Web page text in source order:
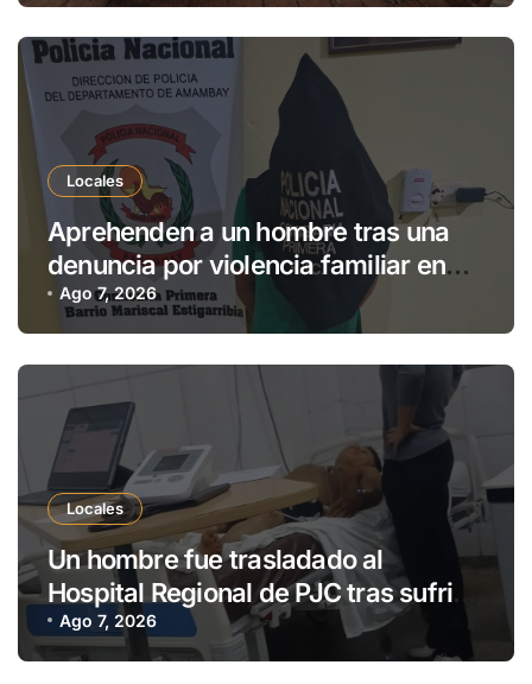
Locales
Aprehenden a un hombre tras una
denuncia por violencia familiar en
Pedro Juan Caballero
Ago 7, 2026
Locales
Un hombre fue trasladado al
Hospital Regional de PJC tras sufrir
una descarga eléctrica
Ago 7, 2026